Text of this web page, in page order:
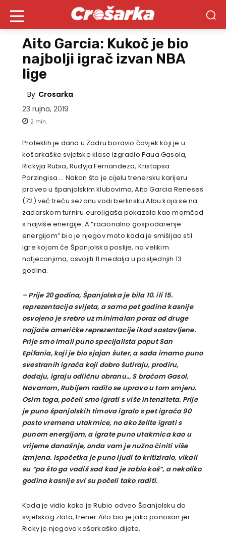
Aito Garcia: Kukoč je bio
najbolji igrač izvan NBA
lige
By Crosarka
23 rujna, 2019
2 min.
Proteklih je dana u Zadru boravio čovjek koji je u
košarkaške svjetske klase izgradio Paua Gasola,
Rickyja Rubia, Rudyja Fernandeza, Kristapsa
Porzingisa…. Nakon što je cijelu trenersku karijeru
proveo u španjolskim klubovima, Aito Garcia Reneses
(72) već treću sezonu vodi berlinsku Albu koja se na
zadarskom turniru euroligaša pokazala kao momčad
s najviše energije. A “racionalno gospodarenje
energijom” bio je njegov moto kada je smišljao stil
igre kojom će Španjolska poslije, na velikim
natjecanjima, osvojiti 11 medalja u posljednjih 13
godina.
– Prije 20 godina, Španjolska je bila 10. ili 15.
reprezentacija svijeta, a samo pet godina kasnije
osvojeno je srebro uz minimalan poraz od druge
najjače američke reprezentacije ikad sastavljene.
Prije smo imali puno specijalista poput San
Epifania, koji je bio sjajan šuter, a sada imamo puno
svestranih igrača koji dobro šutiraju, prodiru,
dodaju, igraju odličnu obranu… S braćom Gasol,
Navarrom, Rubijem radilo se upravo u tom smjeru.
Osim toga, počeli smo igrati s više intenziteta. Prije
je puno španjolskih timova igralo s pet igrača 90
posto vremena utakmice, no ako želite igrati s
punom energijom, a igrate puno utakmica kao u
vrijeme današnje, onda vam je nužno činiti više
izmjena. Ispočetka je puno ljudi to kritiziralo, vikali
su “pa što ga vadiš sad kad je zabio koš”, a nekoliko
godina kasnije svi su počeli tako raditi.
Kada je vidio kako je Rubio odveo Španjolsku do
svjetskog zlata, trener Aito bio je jako ponosan jer
Ricky je njegovo košarkaško dijete.